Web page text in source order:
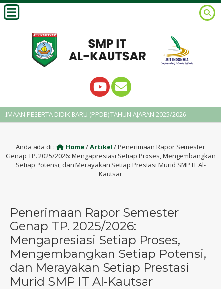
DIDIK BARU (PPDB) TAHUN AJARAN 2025/2026 2 tahun
Anda ada di : Home/Artikel /Penerimaan Rapor Semester
Genap TP. 2025/2026: Mengapresiasi Setiap Proses, Mengembangkan
Setiap Potensi, dan Merayakan Setiap Prestasi Murid SMP IT Al-
Kautsar
Penerimaan Rapor Semester
Genap TP. 2025/2026:
Mengapresiasi Setiap Proses,
Mengembangkan Setiap Potensi,
dan Merayakan Setiap Prestasi
Murid SMP IT Al-Kautsar